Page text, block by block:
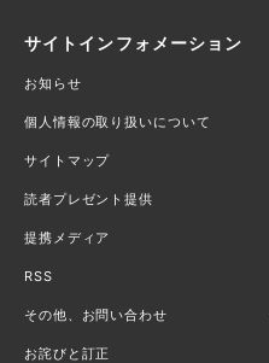
サイトインフォメーション
お知らせ
個人情報の取り扱いについて
サイトマップ
読者プレゼント提供
提携メディア
RSS
その他、お問い合わせ
お詫びと訂正